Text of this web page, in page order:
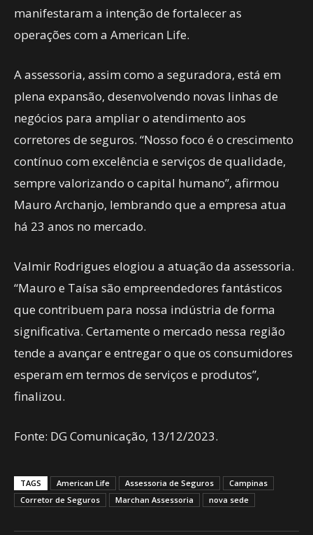
manifestaram a intenção de fortalecer as
operações com a American Life.
A assessoria, assim como a seguradora, está em
plena expansão, desenvolvendo novas linhas de
negócios para ampliar o atendimento aos
corretores de seguros. “Nosso foco é o crescimento
contínuo com excelência e serviços de qualidade,
sempre valorizando o capital humano”, afirmou
Mauro Archanjo, lembrando que a empresa atua
há 23 anos no mercado.
Valmir Rodrigues elogiou a atuação da assessoria.
“Mauro e Taísa são empreendedores fantásticos
que contribuem para nossa indústria de forma
significativa. Certamente o mercado nessa região
tende a avançar e entregar o que os consumidores
esperam em termos de serviços e produtos”,
finalizou.
Fonte: DG Comunicação, 13/12/2023.
TAGS American Life Assessoria de Seguros
Campinas
Corretor de Seguros
Marchan Assessoria nova sede